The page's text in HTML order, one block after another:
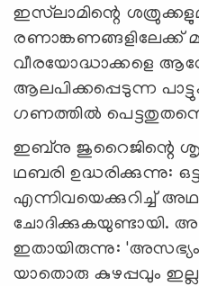
ഇസ്‌ലാമിന്റെ
രണാങ്കണങ്ങളിലേക്ക്
വീരയോദ്ധാക്കളെ
ആലപിക്കപ്പെടുന്ന
ഗണത്തില്‍
ഇബ്‌നു ജുറൈജിന്റെ
ഥബരി ഉദ്ധരിക്കുന്നു:
എന്നിവയെക്കുറിച്ച്
ചോദിക്കുകയുണ്ടായി.
ഇതായിരുന്നു: 'അസഭ്യം
യാതൊരു കുഴപ്പവും